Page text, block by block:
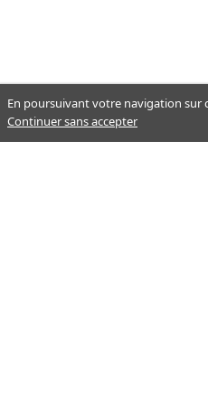
En poursuivant votre navigation sur
Continuer sans accepter